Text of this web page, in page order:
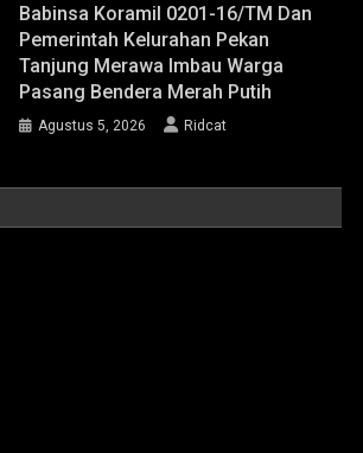
Babinsa Koramil 0201-16/TM Dan
Pemerintah Kelurahan Pekan
Tanjung Merawa Imbau Warga
Pasang Bendera Merah Putih
Agustus 5, 2026 Ridcat